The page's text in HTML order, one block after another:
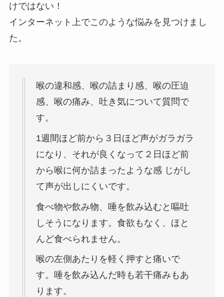
けではない！
インターネット上でこのような悩みを見つけまし
た。
喉の違和感、喉の詰まり感、喉の圧迫
感、喉の痛み、吐き気について質問で
す。
1週間ほど前から３日ほど声がガラガラ
になり、それが良くなって２日ほど前
から喉に何か詰まったような感 じがし
て声が出しにくいです。
食べ物や飲み物、唾を飲み込むと嘔吐
しそうになります。食欲もなく、ほと
んど食べられません。
喉の左側あたりを軽く押すと痛いで
す。唾を飲み込んだ時も若干痛みもあ
ります。